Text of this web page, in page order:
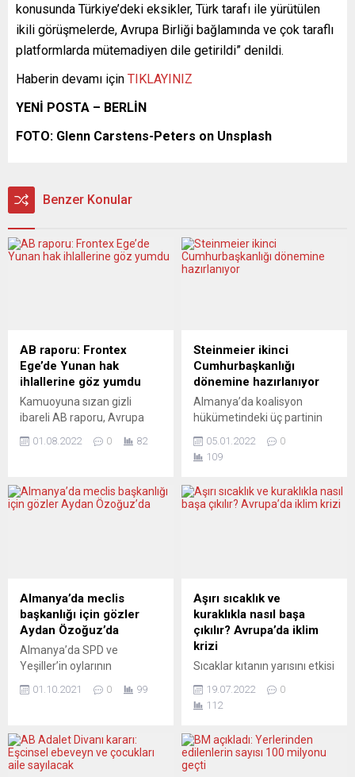
konusunda Türkiye’deki eksikler, Türk tarafı ile yürütülen
ikili görüşmelerde, Avrupa Birliği bağlamında ve çok taraflı
platformlarda mütemadiyen dile getirildi” denildi.
Haberin devamı için TIKLAYINIZ
YENİ POSTA – BERLİN
FOTO: Glenn Carstens-Peters on Unsplash
Benzer Konular
AB raporu: Frontex
Ege’de Yunan hak
ihlallerine göz yumdu
Kamuoyuna sızan gizli
ibareli AB raporu, Avrupa
Yunanistan’ın Ege’de
yumduğunu ortaya koydu.
Avrupa Sınır ve Sahil
görmezden gelerek aktif
yardım sağladığı suçlamaları
AB’nin gizli raporunda teyit
edildi. AB Komisyonu’na
bağlı...
01.08.2022 0 82
Steinmeier ikinci
Cumhurbaşkanlığı
dönemine hazırlanıyor
Almanya’da koalisyon
hükümetindeki üç partinin
Walter Steinmeier, Almanya
Cumhurbaşkanlığı
hazırlanıyor. Federal
Almanya’da koalisyon
yapmasına yeşil ışık yaktı.
Yeşiller Eşbaşkanları Robert
Habeck ve Annalena
Baerbock tarafından yapılan
mensuplarınca...
05.01.2022
0
109
Almanya’da meclis
başkanlığı için gözler
Aydan Özoğuz’da
Almanya’da SPD ve
Yeşiller’in oylarının
denge tamamen değişti.
sürerken Federal Meclis
başkanlığı için SPD’li Aydan
01.10.2021 0 99
Aşırı sıcaklık ve
kuraklıkla nasıl başa
çıkılır? Avrupa’da iklim
krizi
Sıcaklar kıtanın yarısını etkisi
Güney Avrupa’yı
Portekiz’den Yunanistan’a
mahsuller kuruyor ve
sıcaktan ölenlerin sayısı
19.07.2022
0
112